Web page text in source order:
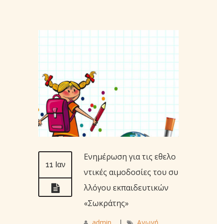
11 Ιαν
Ενημέρωση για τις εθελο
ντικές αιμοδοσίες του συ
λλόγου εκπαιδευτικών
«Σωκράτης»
admin_ |
Αγωγή